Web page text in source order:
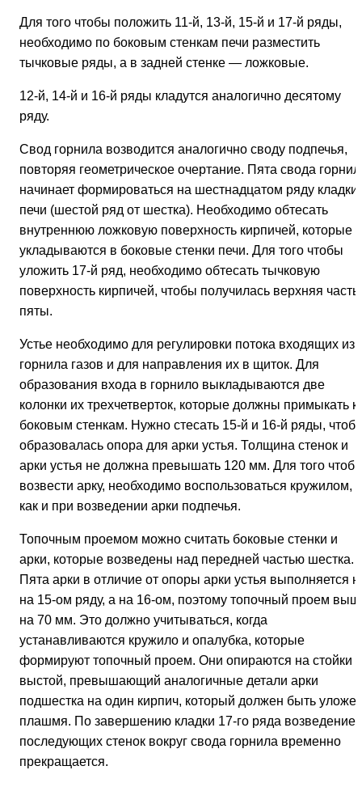
Для того чтобы положить 11-й, 13-й, 15-й и 17-й ряды,
необходимо по боковым стенкам печи разместить
тычковые ряды, а в задней стенке — ложковые.
12-й, 14-й и 16-й ряды кладутся аналогично десятому
ряду.
Свод горнила возводится аналогично своду подпечья,
повторяя геометрическое очертание. Пята свода
начинает формироваться на шестнадцатом ряду кладки
печи (шестой ряд от шестка). Необходимо обтесать
внутреннюю ложковую поверхность кирпичей, которые
укладываются в боковые стенки печи. Для того чтобы
уложить 17-й ряд, необходимо обтесать тычковую
поверхность кирпичей, чтобы получилась верхняя часть
пяты.
Устье необходимо для регулировки потока входящих из
горнила газов и для направления их в щиток. Для
образования входа в горнило выкладываются две
колонки их трехчетверток, которые должны примыкать к
боковым стенкам. Нужно стесать 15-й и 16-й ряды,
образовалась опора для арки устья. Толщина стенок и
арки устья не должна превышать 120 мм. Для того
возвести арку, необходимо воспользоваться кружилом,
как и при возведении арки подпечья.
Топочным проемом можно считать боковые стенки и
арки, которые возведены над передней частью шестка.
Пята арки в отличие от опоры арки устья выполняется
на 15-ом ряду, а на 16-ом, поэтому топочный проем
на 70 мм. Это должно учитываться, когда
устанавливаются кружило и опалубка, которые
формируют топочный проем. Они опираются на стойки с
выстой, превышающий аналогичные детали арки
подшестка на один кирпич, который должен быть
плашмя. По завершению кладки 17-го ряда возведение
последующих стенок вокруг свода горнила временно
прекращается.